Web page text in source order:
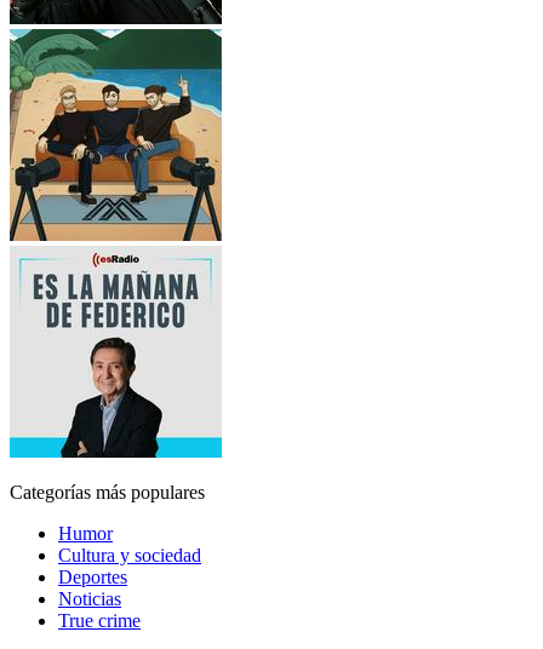
Categorías más populares
Humor
Cultura y sociedad
Deportes
Noticias
True crime